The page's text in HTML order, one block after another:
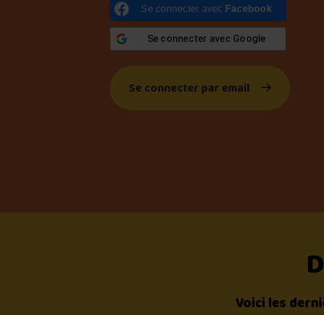
Se connecter avec Facebook
Se connecter avec Google
Se connecter par email
Voici les